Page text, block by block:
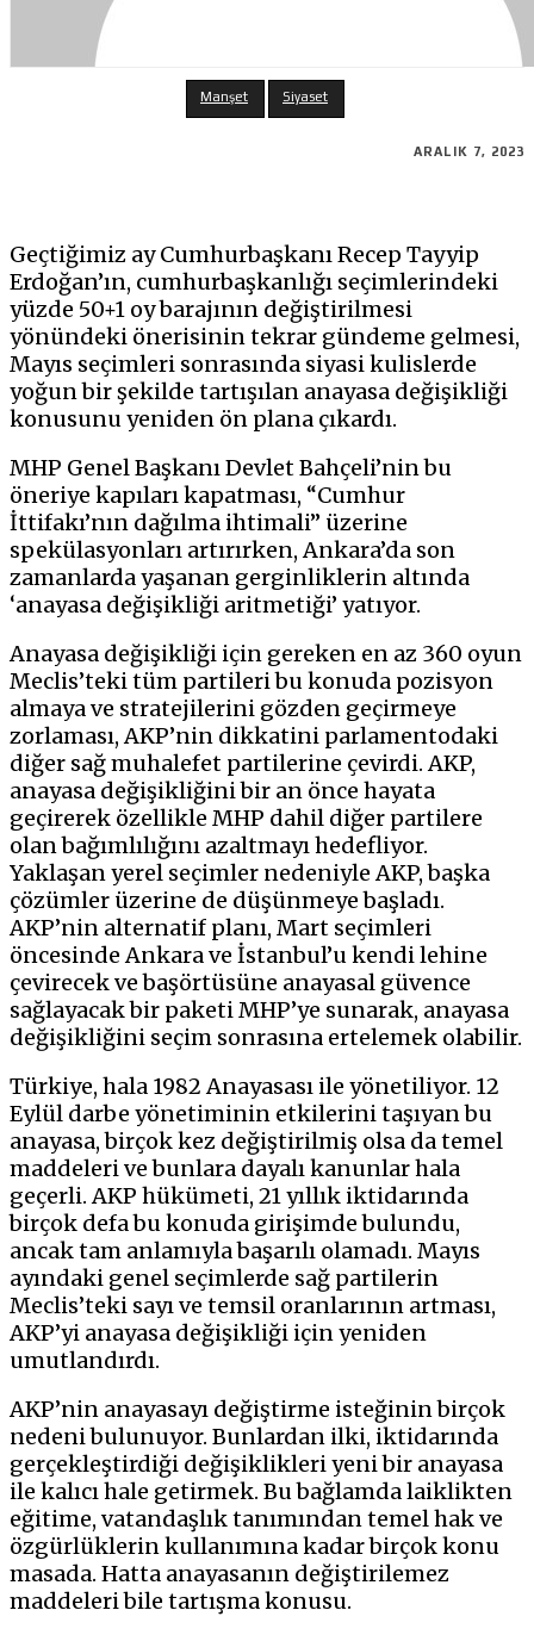
Manşet Siyaset
ARALIK 7, 2023
Geçtiğimiz ay Cumhurbaşkanı Recep Tayyip
Erdoğan’ın, cumhurbaşkanlığı seçimlerindeki
yüzde 50+1 oy barajının değiştirilmesi
yönündeki önerisinin tekrar gündeme gelmesi,
Mayıs seçimleri sonrasında siyasi kulislerde
yoğun bir şekilde tartışılan anayasa değişikliği
konusunu yeniden ön plana çıkardı.
MHP Genel Başkanı Devlet Bahçeli’nin bu
öneriye kapıları kapatması, “Cumhur
İttifakı’nın dağılma ihtimali” üzerine
spekülasyonları artırırken, Ankara’da son
zamanlarda yaşanan gerginliklerin altında
‘anayasa değişikliği aritmetiği’ yatıyor.
Anayasa değişikliği için gereken en az 360 oyun
Meclis’teki tüm partileri bu konuda pozisyon
almaya ve stratejilerini gözden geçirmeye
zorlaması, AKP’nin dikkatini parlamentodaki
diğer sağ muhalefet partilerine çevirdi. AKP,
anayasa değişikliğini bir an önce hayata
geçirerek özellikle MHP dahil diğer partilere
olan bağımlılığını azaltmayı hedefliyor.
Yaklaşan yerel seçimler nedeniyle AKP, başka
çözümler üzerine de düşünmeye başladı.
AKP’nin alternatif planı, Mart seçimleri
öncesinde Ankara ve İstanbul’u kendi lehine
çevirecek ve başörtüsüne anayasal güvence
sağlayacak bir paketi MHP’ye sunarak, anayasa
değişikliğini seçim sonrasına ertelemek olabilir.
Türkiye, hala 1982 Anayasası ile yönetiliyor. 12
Eylül darbe yönetiminin etkilerini taşıyan bu
anayasa, birçok kez değiştirilmiş olsa da temel
maddeleri ve bunlara dayalı kanunlar hala
geçerli. AKP hükümeti, 21 yıllık iktidarında
birçok defa bu konuda girişimde bulundu,
ancak tam anlamıyla başarılı olamadı. Mayıs
ayındaki genel seçimlerde sağ partilerin
Meclis’teki sayı ve temsil oranlarının artması,
AKP’yi anayasa değişikliği için yeniden
umutlandırdı.
AKP’nin anayasayı değiştirme isteğinin birçok
nedeni bulunuyor. Bunlardan ilki, iktidarında
gerçekleştirdiği değişiklikleri yeni bir anayasa
ile kalıcı hale getirmek. Bu bağlamda laiklikten
eğitime, vatandaşlık tanımından temel hak ve
özgürlüklerin kullanımına kadar birçok konu
masada. Hatta anayasanın değiştirilemez
maddeleri bile tartışma konusu.